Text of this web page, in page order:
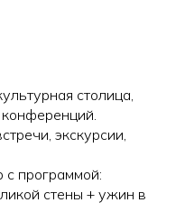
столица,
экскурсии,
с программой:
стены + ужин в